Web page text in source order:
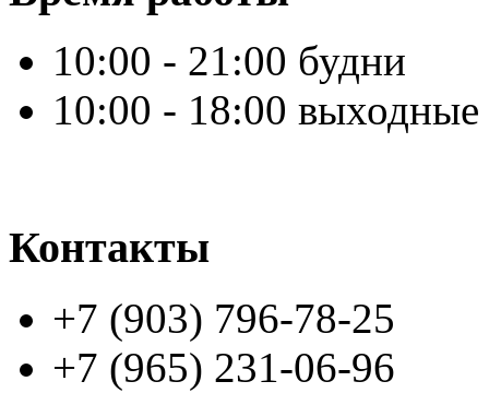
10:00 - 21:00 будни
10:00 - 18:00 выходные
Контакты
+7 (903) 796-78-25
+7 (965) 231-06-96